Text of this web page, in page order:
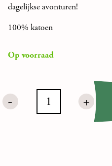
dagelijkse avonturen!
100% katoen
Op voorraad
-
Alfa
+